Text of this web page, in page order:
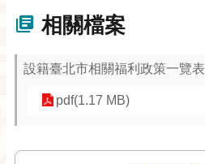
相關檔案
設籍臺北市相關福利政策一覽表
pdf(1.17 MB)